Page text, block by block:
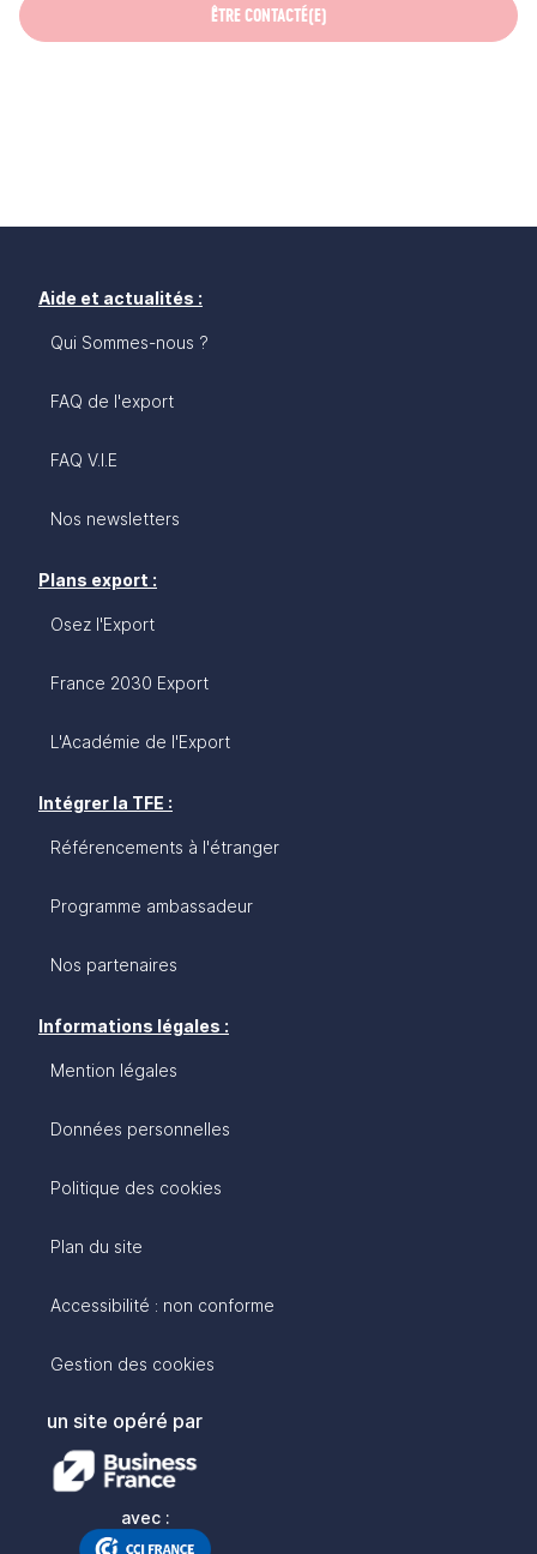
ÊTRE CONTACTÉ(E)
Aide et actualités :
Qui Sommes-nous ?
FAQ de l'export
FAQ V.I.E
Nos newsletters
Plans export :
Osez l'Export
France 2030 Export
L'Académie de l'Export
Intégrer la TFE :
Référencements à l'étranger
Programme ambassadeur
Nos partenaires
Informations légales :
Mention légales
Données personnelles
Politique des cookies
Plan du site
Accessibilité : non conforme
Gestion des cookies
un site opéré par
avec :